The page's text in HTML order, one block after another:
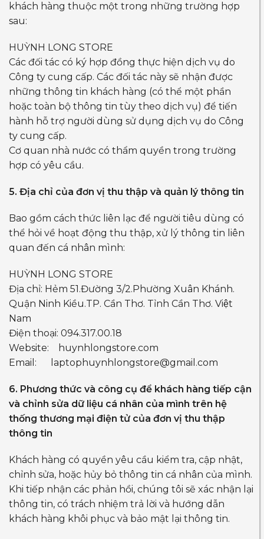
khách hàng thuộc một trong những trường hợp
sau:
HUỲNH LONG STORE
Các đối tác có ký hợp đồng thực hiện dịch vụ do
Công ty cung cấp. Các đối tác này sẽ nhận được
những thông tin khách hàng (có thể một phần
hoặc toàn bộ thông tin tùy theo dịch vụ) để tiến
hành hỗ trợ người dùng sử dụng dịch vụ do Công
ty cung cấp.
Cơ quan nhà nước có thẩm quyền trong trường
hợp có yêu cầu.
5. Địa chỉ của đơn vị thu thập và quản lý thông tin
Bao gồm cách thức liên lạc để người tiêu dùng có
thể hỏi về hoạt động thu thập, xử lý thông tin liên
quan đến cá nhân mình:
HUỲNH LONG STORE
Địa chỉ: Hẻm 51.Đường 3/2.Phường Xuân Khánh.
Quận Ninh Kiều.TP. Cần Thơ. Tỉnh Cần Thơ. Việt
Nam
Điện thoại: 094.317.00.18
Website: huynhlongstore.com
Email:
laptophuynhlongstore@gmail.com
6. Phương thức và công cụ để khách hàng tiếp cận
và chỉnh sửa dữ liệu cá nhân của mình trên hệ
thống thương mại điện tử của đơn vị thu thập
thông tin
Khách hàng có quyền yêu cầu kiểm tra, cập nhật,
chỉnh sửa, hoặc hủy bỏ thông tin cá nhân của mình.
Khi tiếp nhận các phản hồi, chúng tôi sẽ xác nhận lại
thông tin, có trách nhiệm trả lời và hướng dẫn
khách hàng khôi phục và bảo mật lại thông tin.